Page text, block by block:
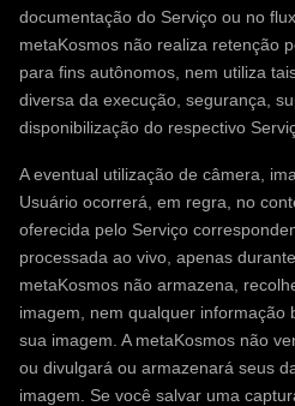
documentação do Serviço ou no
metaKosmos não realiza retenção
para fins autônomos, nem utiliza
diversa da execução, segurança,
disponibilização do respectivo
A eventual utilização de câmera,
Usuário ocorrerá, em regra, no
oferecida pelo Serviço
processada ao vivo, apenas
metaKosmos não armazena,
imagem, nem qualquer informação
sua imagem. A metaKosmos não
ou divulgará ou armazenará seus
imagem. Se você salvar uma